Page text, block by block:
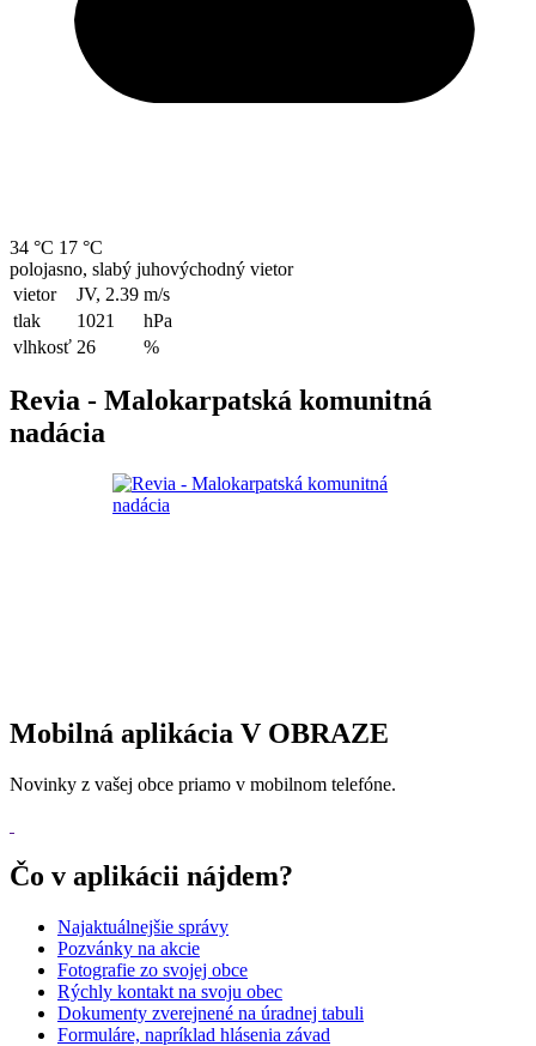
34 °C 17 °C
polojasno, slabý juhovýchodný vietor
vietor
JV, 2.39 m/s
tlak
1021
hPa
vlhkosť 26 %
Revia - Malokarpatská komunitná
nadácia
Mobilná aplikácia V OBRAZE
Novinky z vašej obce priamo v mobilnom telefóne.
Čo v aplikácii nájdem?
Najaktuálnejšie správy
Pozvánky na akcie
Fotografie zo svojej obce
Rýchly kontakt na svoju obec
Dokumenty zverejnené na úradnej tabuli
Formuláre, napríklad hlásenia závad